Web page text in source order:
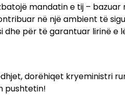
mandatin e tij –
në një ambient të
dhe për të garantuar lirinë e
dorëhiqet kryeministri
pushtetin!